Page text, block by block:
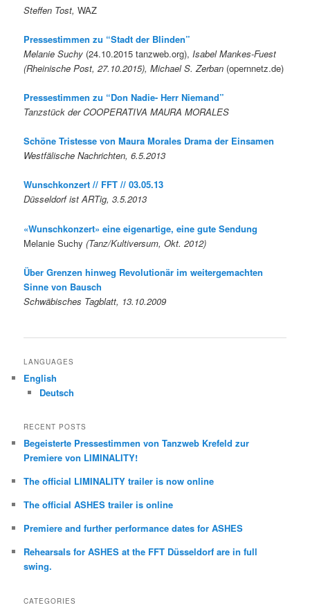
Steffen Tost, WAZ
Pressestimmen zu “Stadt der Blinden”
Melanie Suchy (24.10.2015 tanzweb.org),Isabel Mankes-Fuest
(Rheinische Post, 27.10.2015), Michael S. Zerban (opernnetz.de)
Pressestimmen zu “Don Nadie- Herr Niemand”
Tanzstück der COOPERATIVA MAURA MORALES
Schöne Tristesse von Maura Morales Drama der Einsamen
Westfälische Nachrichten, 6.5.2013
Wunschkonzert // FFT // 03.05.13
Düsseldorf ist ARTig, 3.5.2013
«Wunschkonzert» eine eigenartige, eine gute Sendung
Melanie Suchy(Tanz/Kultiversum, Okt. 2012)
Über Grenzen hinweg Revolutionär im weitergemachten
Sinne von Bausch
Schwäbisches Tagblatt, 13.10.2009
LANGUAGES
English
Deutsch
RECENT POSTS
Begeisterte Pressestimmen von Tanzweb Krefeld zur
Premiere von LIMINALITY!
The official LIMINALITY trailer is now online
The official ASHES trailer is online
Premiere and further performance dates for ASHES
Rehearsals for ASHES at the FFT Düsseldorf are in full
swing.
CATEGORIES